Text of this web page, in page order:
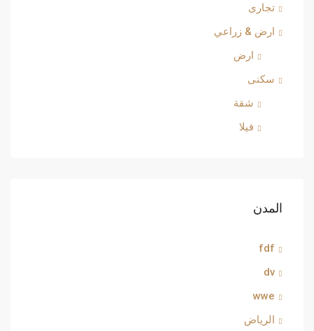
تجارى
ارض & زراعي
ارض
سكنى
شقة
فيلا
المدن
fdf
dv
wwe
الرياض